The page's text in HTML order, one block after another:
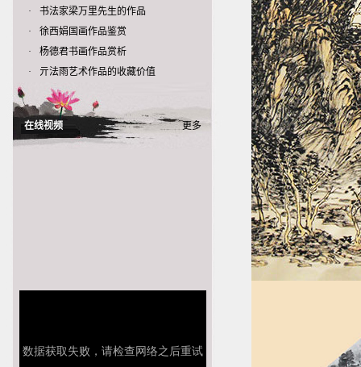
·
书法家梁万里先生的作品
·
徐西娟国画作品鉴赏
·
杨德君书画作品赏析
·
亓法雨艺术作品的收藏价值
在线视频 更多